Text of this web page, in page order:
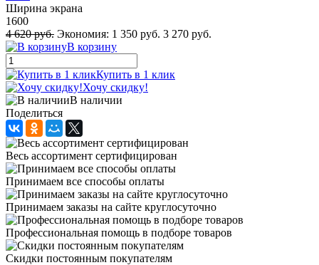
Ширина экрана
1600
4 620 руб. Экономия: 1 350 руб. 3 270 руб.
В корзину
Купить в 1 клик
Хочу скидку!
В наличии
Поделиться
Весь ассортимент сертифицирован
Принимаем все способы оплаты
Принимаем заказы на сайте круглосуточно
Профессиональная помощь в подборе товаров
Скидки постоянным покупателям